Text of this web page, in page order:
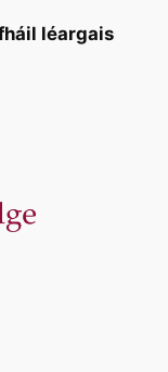
léargais